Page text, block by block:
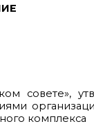
совете»,
комплекса